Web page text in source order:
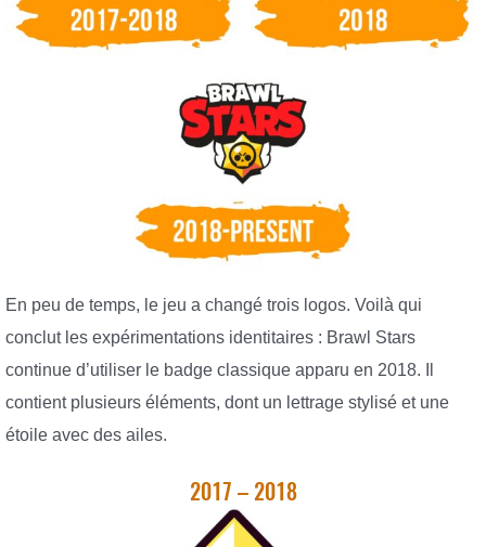
En peu de temps, le jeu a changé trois logos. Voilà qui
conclut les expérimentations identitaires : Brawl Stars
continue d’utiliser le badge classique apparu en 2018. Il
contient plusieurs éléments, dont un lettrage stylisé et une
étoile avec des ailes.
2017 – 2018